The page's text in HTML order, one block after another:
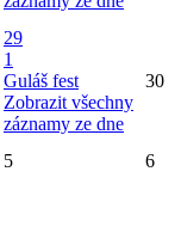
29
1
Guláš fest
Zobrazit všechny
záznamy ze dne
30
5 6